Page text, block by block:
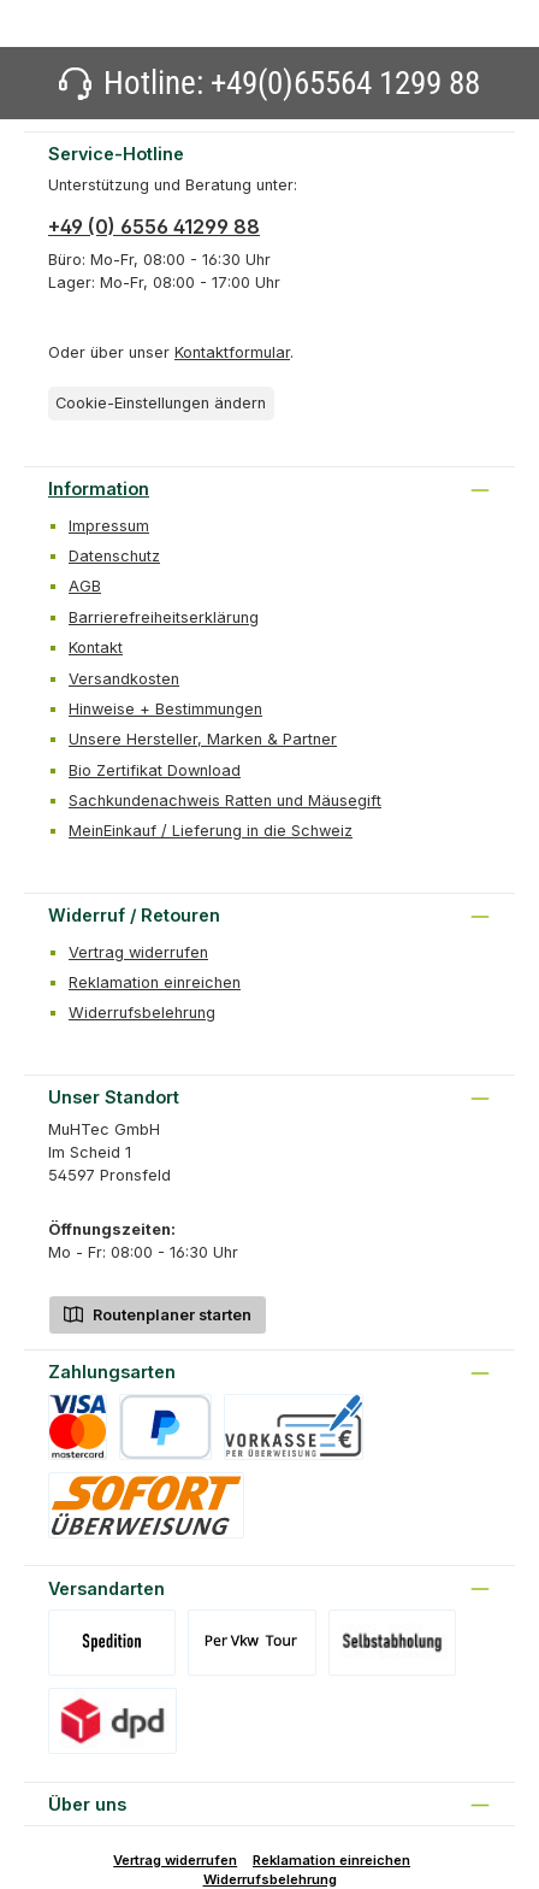
Hotline: +49(0)65564 1299 88
Service-Hotline
Unterstützung und Beratung unter:
+49 (0) 6556 41299 88
Büro: Mo-Fr, 08:00 - 16:30 Uhr
Lager: Mo-Fr, 08:00 - 17:00 Uhr
Oder über unser Kontaktformular.
Cookie-Einstellungen ändern
Information
Impressum
Datenschutz
AGB
Barrierefreiheitserklärung
Kontakt
Versandkosten
Hinweise + Bestimmungen
Unsere Hersteller, Marken & Partner
Bio Zertifikat Download
Sachkundenachweis Ratten und Mäusegift
MeinEinkauf / Lieferung in die Schweiz
Widerruf / Retouren
Vertrag widerrufen
Reklamation einreichen
Widerrufsbelehrung
Unser Standort
MuHTec GmbH
Im Scheid 1
54597 Pronsfeld
Öffnungszeiten:
Mo - Fr: 08:00 - 16:30 Uhr
Routenplaner starten
Zahlungsarten
Versandarten
Über uns
Vertrag widerrufen
Reklamation einreichen
Widerrufsbelehrung